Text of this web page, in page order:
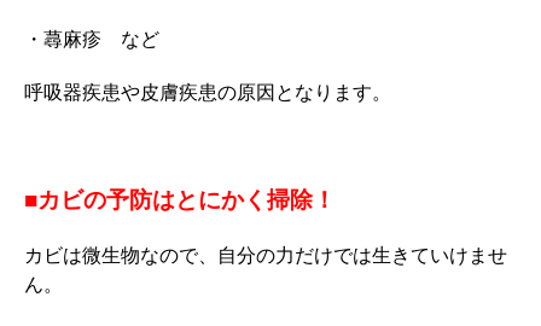
・蕁麻疹 など
呼吸器疾患や皮膚疾患の原因となります。
■カビの予防はとにかく掃除！
カビは微生物なので、自分の力だけでは生きていけませ
ん。